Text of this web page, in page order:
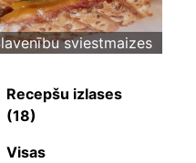
sviestmaizes
Recepšu izlases
(18)
Visas